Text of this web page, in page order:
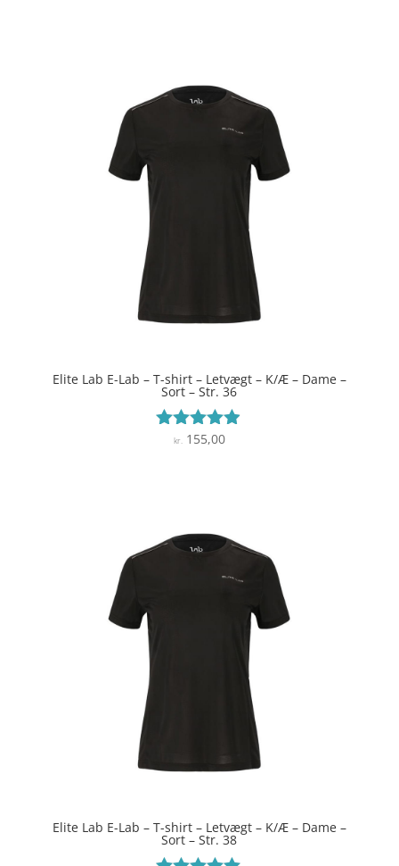
Elite Lab E-Lab – T-shirt – Letvægt – K/Æ – Dame –
Sort – Str. 36
Vurderet
kr.155,00
Elite Lab E-Lab – T-shirt – Letvægt – K/Æ – Dame –
Sort – Str. 38